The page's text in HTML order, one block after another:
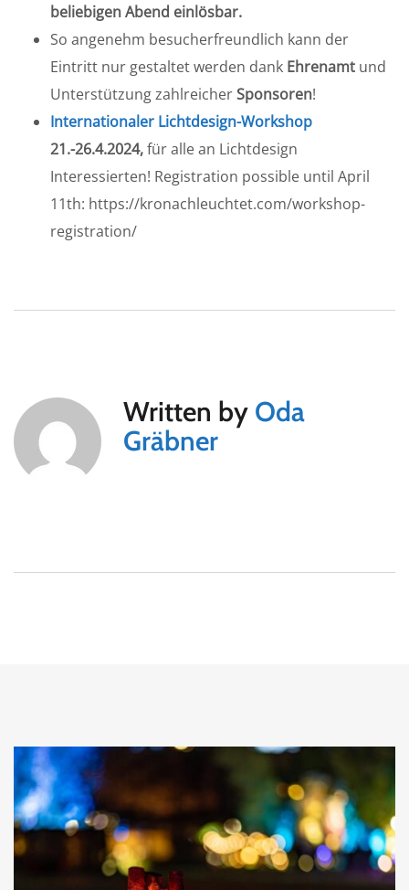
beliebigen Abend einlösbar.
So angenehm besucherfreundlich kann der
Eintritt nur gestaltet werden dank Ehrenamt und
Unterstützung zahlreicherSponsoren!
Internationaler Lichtdesign-Workshop
21.-26.4.2024,für alle an Lichtdesign
Interessierten! Registration possible until April
11th: https://kronachleuchtet.com/workshop-
registration/
Written by Oda
Gräbner